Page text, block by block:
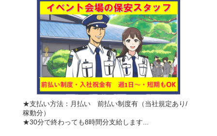
★支払い方法：月払い 前払い制度有（当社規定あり/
稼動分）
★30分で終わっても8時間分支給します...